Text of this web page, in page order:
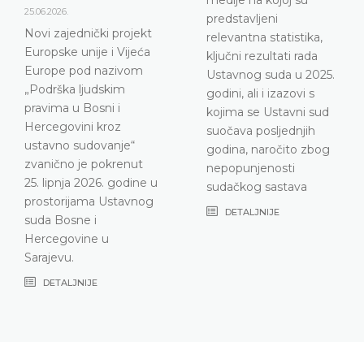
predstavljeni
relevantna statistika,
ključni rezultati rada
Ustavnog suda u 2025.
godini, ali i izazovi s
kojima se Ustavni sud
suočava posljednjih
godina, naročito zbog
nepopunjenosti
sudačkog sastava
DETALJNIJE
DETALJNIJE